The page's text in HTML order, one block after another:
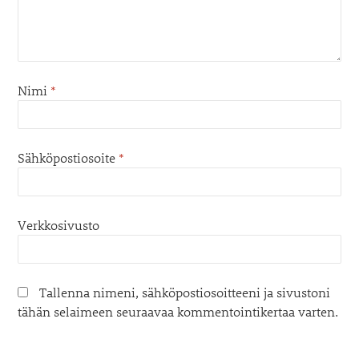
Nimi *
Sähköpostiosoite *
Verkkosivusto
Tallenna nimeni, sähköpostiosoitteeni ja sivustoni
tähän selaimeen seuraavaa kommentointikertaa varten.